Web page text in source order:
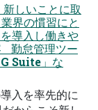
しいことに取
界の慣習にと
導入し働きや
勤怠管理ツー
Suite」な
入を率先的に